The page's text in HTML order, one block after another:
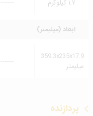
۱.۷ کیلوگرم -------
ابعاد (میلیمتر)
359.3x235x17.9
میلیمتر
-------
پردازنده